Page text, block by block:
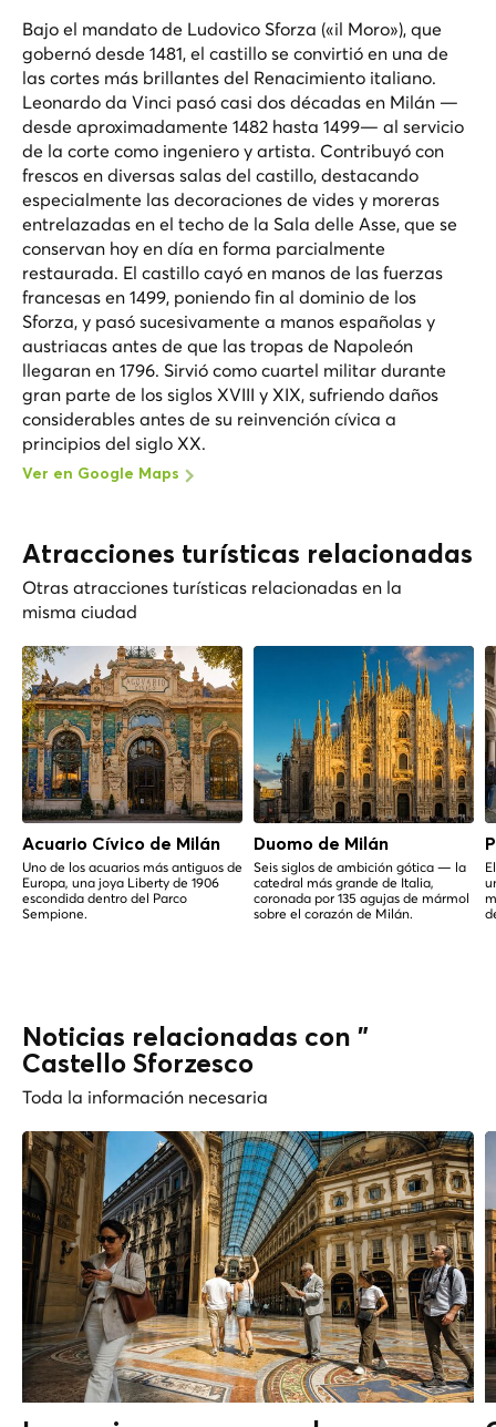
Bajo el mandato de Ludovico Sforza («il Moro»), que
gobernó desde 1481, el castillo se convirtió en una de
las cortes más brillantes del Renacimiento italiano.
Leonardo da Vinci pasó casi dos décadas en Milán —
desde aproximadamente 1482 hasta 1499— al servicio
de la corte como ingeniero y artista. Contribuyó con
frescos en diversas salas del castillo, destacando
especialmente las decoraciones de vides y moreras
entrelazadas en el techo de la Sala delle Asse, que se
conservan hoy en día en forma parcialmente
restaurada. El castillo cayó en manos de las fuerzas
francesas en 1499, poniendo fin al dominio de los
Sforza, y pasó sucesivamente a manos españolas y
austriacas antes de que las tropas de Napoleón
llegaran en 1796. Sirvió como cuartel militar durante
gran parte de los siglos XVIII y XIX, sufriendo daños
considerables antes de su reinvención cívica a
principios del siglo XX.
Ver en Google Maps
Atracciones turísticas relacionadas
Otras atracciones turísticas relacionadas en la
misma ciudad
Acuario Cívico de Milán
Uno de los acuarios más antiguos de
Europa, una joya Liberty de 1906
escondida dentro del Parco
Sempione.
Duomo de Milán
Seis siglos de ambición gótica — la
catedral más grande de Italia,
coronada por 135 agujas de mármol
sobre el corazón de Milán.
Noticias relacionadas con "
Castello Sforzesco
Toda la información necesaria